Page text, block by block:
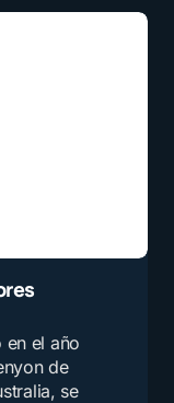
en el año
de
se